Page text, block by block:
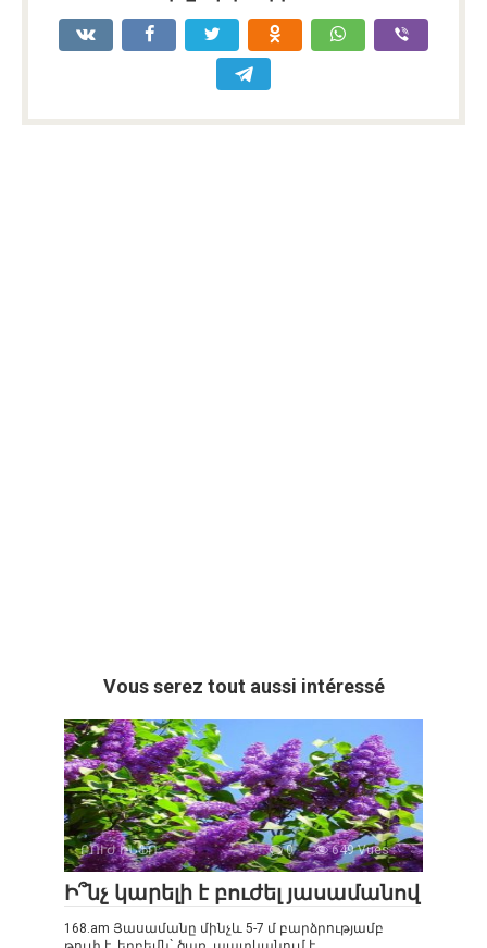
Vous serez tout aussi intéressé
ԲՈՒԺ ԻՆՖՈ 0 649 Vues :
Ի՞նչ կարելի է բուժել յասամանով
168.am Յասամանը մինչև 5-7 մ բարձրությամբ